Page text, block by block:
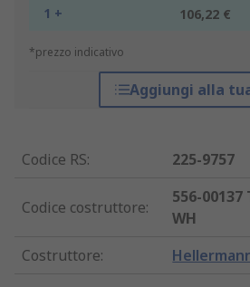
1 + 106,22 €
*prezzo indicativo
Aggiungi alla
Codice RS: 225-9757
Codice costruttore:
556-00137
WH
Costruttore: